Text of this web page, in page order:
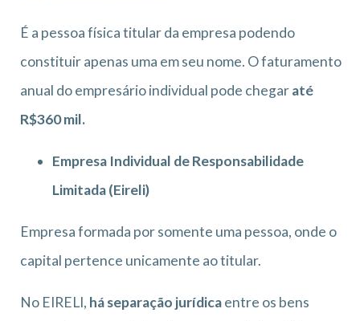
É a pessoa física titular da empresa podendo
constituir apenas uma em seu nome. O faturamento
anual do empresário individual pode chegaraté
R$360 mil.
Empresa Individual de Responsabilidade
Limitada (Eireli)
Empresa formada por somente uma pessoa, onde o
capital pertence unicamente ao titular.
No EIRELI, há separação jurídicaentre os bens